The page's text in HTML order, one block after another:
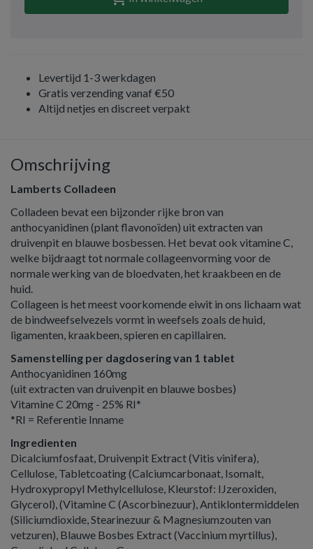
Levertijd 1-3 werkdagen
Gratis verzending vanaf €50
Altijd netjes en discreet verpakt
Omschrijving
Lamberts Colladeen
Colladeen bevat een bijzonder rijke bron van
anthocyanidinen (plant flavonoïden) uit extracten van
druivenpit en blauwe bosbessen. Het bevat ook vitamine C,
welke bijdraagt tot normale collageenvorming voor de
normale werking van de bloedvaten, het kraakbeen en de
huid.
Collageen is het meest voorkomende eiwit in ons lichaam wat
de bindweefselvezels vormt in weefsels zoals de huid,
ligamenten, kraakbeen, spieren en capillairen.
Samenstelling per dagdosering van 1 tablet
Anthocyanidinen 160mg
(uit extracten van druivenpit en blauwe bosbes)
Vitamine C 20mg - 25% RI*
*RI = Referentie Inname
Ingredienten
Dicalciumfosfaat, Druivenpit Extract (Vitis vinifera),
Cellulose, Tabletcoating (Calciumcarbonaat, Isomalt,
Hydroxypropyl Methylcellulose, Kleurstof: IJzeroxiden,
Glycerol), (Vitamine C (Ascorbinezuur), Antiklontermiddelen
(Siliciumdioxide, Stearinezuur & Magnesiumzouten van
vetzuren), Blauwe Bosbes Extract (Vaccinium myrtillus),